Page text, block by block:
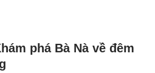
phá Bà Nà về đêm